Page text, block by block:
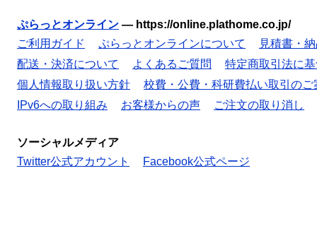
ぷらっとオンライン — https://online.plathome.co.jp/
ご利用ガイド
ぷらっとオンラインについて
見積書・
配送・決済について
よくあるご質問
特定商取引法に
個人情報取り扱い方針
校費・公費・科研費払い取引のご
IPv6への取り組み
お客様からの声 ご注文の取り消し
ソーシャルメディア
Twitter公式アカウント
Facebook公式ページ